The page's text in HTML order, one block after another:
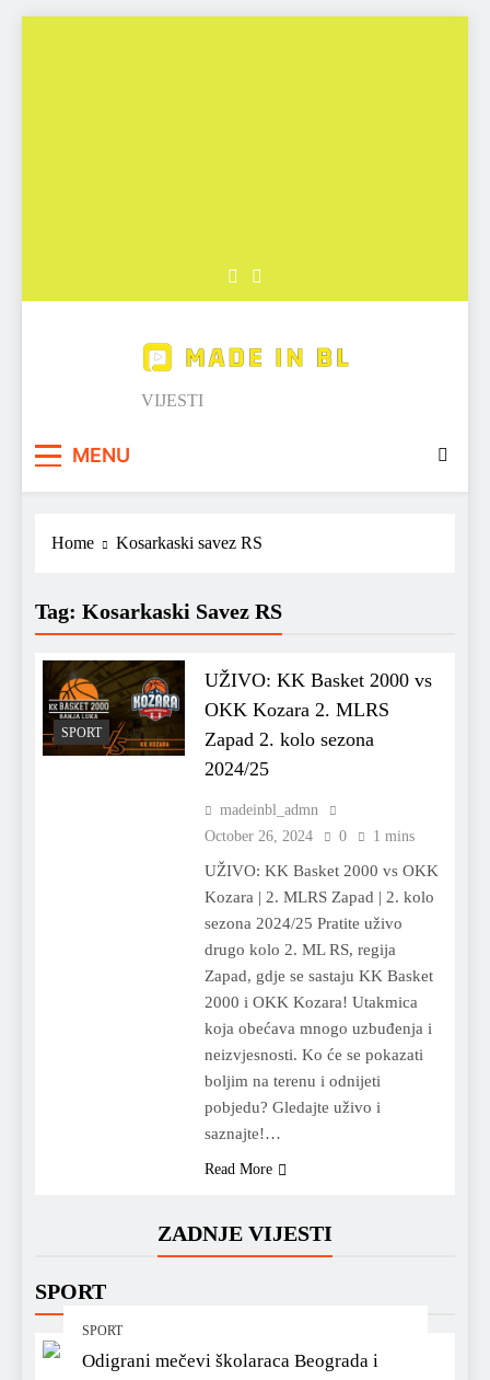
Made in BL
VIJESTI
MENU
ZADNJE VIJESTI
SPORT
SPORT
Odigrani mečevi školaraca Beograda i
Home Kosarkaski savez RS
Tag: Kosarkaski Savez RS
SPORT
UŽIVO: KK Basket 2000 vs
OKK Kozara 2. MLRS
Zapad 2. kolo sezona
2024/25
madeinbl_admn
October 26, 2024
0 1 mins
UŽIVO: KK Basket 2000 vs OKK
Kozara | 2. MLRS Zapad | 2. kolo
sezona 2024/25 Pratite uživo
drugo kolo 2. ML RS, regija
Zapad, gdje se sastaju KK Basket
2000 i OKK Kozara! Utakmica
koja obećava mnogo uzbuđenja i
neizvjesnosti. Ko će se pokazati
boljim na terenu i odnijeti
pobjedu? Gledajte uživo i
saznajte!…
Read More